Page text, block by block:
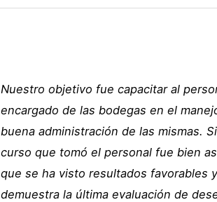
Nuestro objetivo fue capacitar al
encargado de las bodegas en el
buena administración de las mismas.
curso que tomó el personal fue bien
que se ha visto resultados favorables
demuestra la última evaluación de